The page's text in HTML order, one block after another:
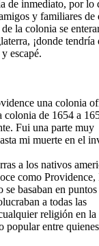
de inmediato, por lo
y familiares de
la colonia se
¡donde tendría
escapé.
una colonia
colonia de 1654 a
Fui una parte muy
mi muerte en el
a los nativos
como Providence,
basaban en puntos
a todas las
religión en la
popular entre quienes